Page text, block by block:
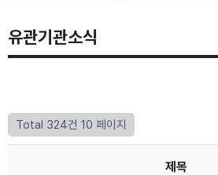
유관기관소식
Total 324건 10 페이지
제목